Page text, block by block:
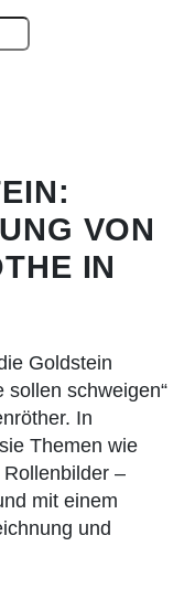
VON
IN
Goldstein
sollen schweigen“
In
Themen wie
–
mit einem
und